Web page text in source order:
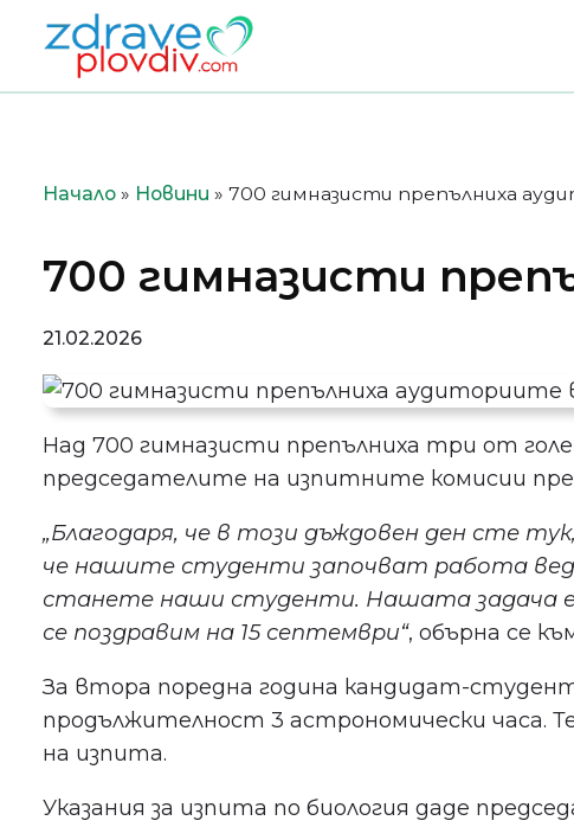
Преминете
към
съдържанието
Начало » Новини » 700 гимназисти препълниха
700 гимназисти
21.02.2026
Над 700 гимназисти препълниха три от
председателите на изпитните комисии
„Благодаря, че в този дъждовен ден сте
че нашите студенти започват работа
станете наши студенти. Нашата задача е
се поздравим на 15 септември“, обърна се
За втора поредна година кандидат-
продължителност 3 астрономически часа.
на изпита.
Указания за изпита по биология даде